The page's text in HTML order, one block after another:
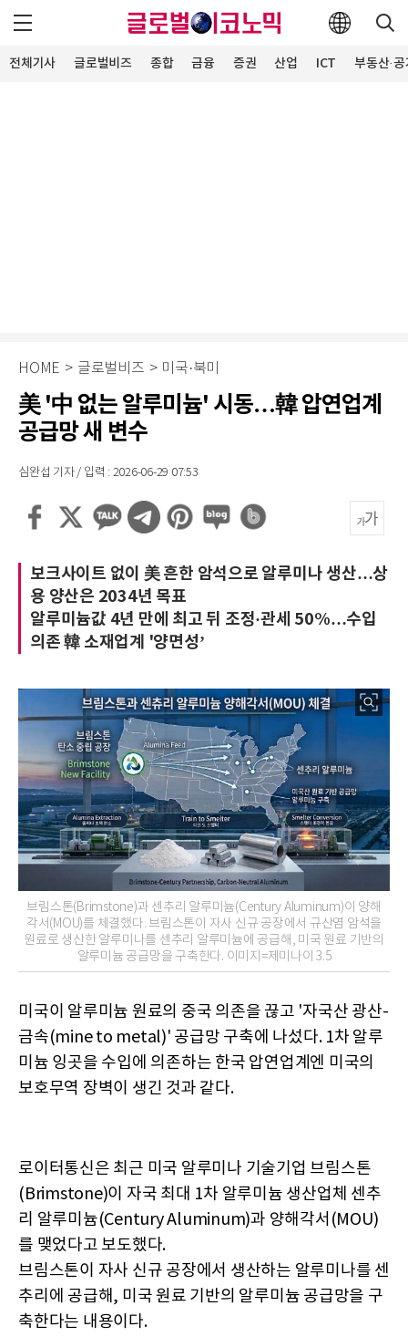
전체기사 글로벌비즈 종합 금융 증권 산업 ICT 부동산·
HOME > 글로벌비즈 > 미국·북미
美 '中 없는 알루미늄' 시동…韓 압연업계
공급망 새 변수
심완섭 기자 / 입력 : 2026-06-29 07:53
보크사이트 없이 美 흔한 암석으로 알루미나 생산…상
용 양산은 2034년 목표
알루미늄값 4년 만에 최고 뒤 조정·관세 50%…수입
의존 韓 소재업계 '양면성’
브림스톤(Brimstone)과 센추리 알루미늄(Century Aluminum)이 양해
각서(MOU)를 체결했다. 브림스톤이 자사 신규 공장에서 규산염 암석을
원료로 생산한 알루미나를 센추리 알루미늄에 공급해, 미국 원료 기반의
알루미늄 공급망을 구축한다. 이미지=제미나이 3.5
미국이 알루미늄 원료의 중국 의존을 끊고 '자국산 광산-
금속(mine to metal)' 공급망 구축에 나섰다. 1차 알루
미늄 잉곳을 수입에 의존하는 한국 압연업계엔 미국의
보호무역 장벽이 생긴 것과 같다.
로이터통신은 최근 미국 알루미나 기술기업 브림스톤
(Brimstone)이 자국 최대 1차 알루미늄 생산업체 센추
리 알루미늄(Century Aluminum)과 양해각서(MOU)
를 맺었다고 보도했다.
브림스톤이 자사 신규 공장에서 생산하는 알루미나를 센
추리에 공급해, 미국 원료 기반의 알루미늄 공급망을 구
축한다는 내용이다.